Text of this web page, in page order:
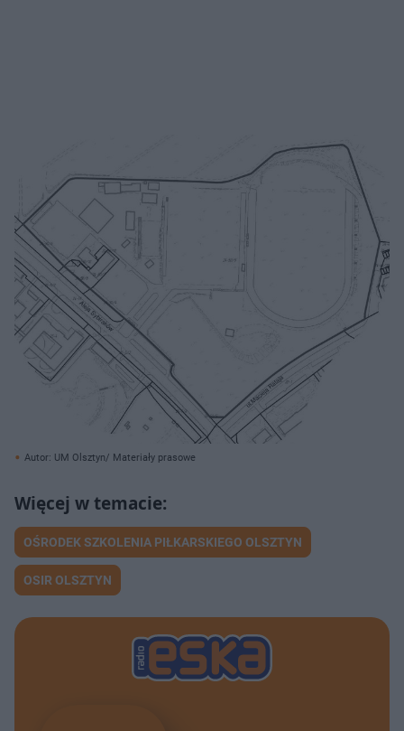
Autor: UM Olsztyn/ Materiały prasowe
OŚRODEK SZKOLENIA PIŁKARSKIEGO OLSZTYN
OSIR OLSZTYN